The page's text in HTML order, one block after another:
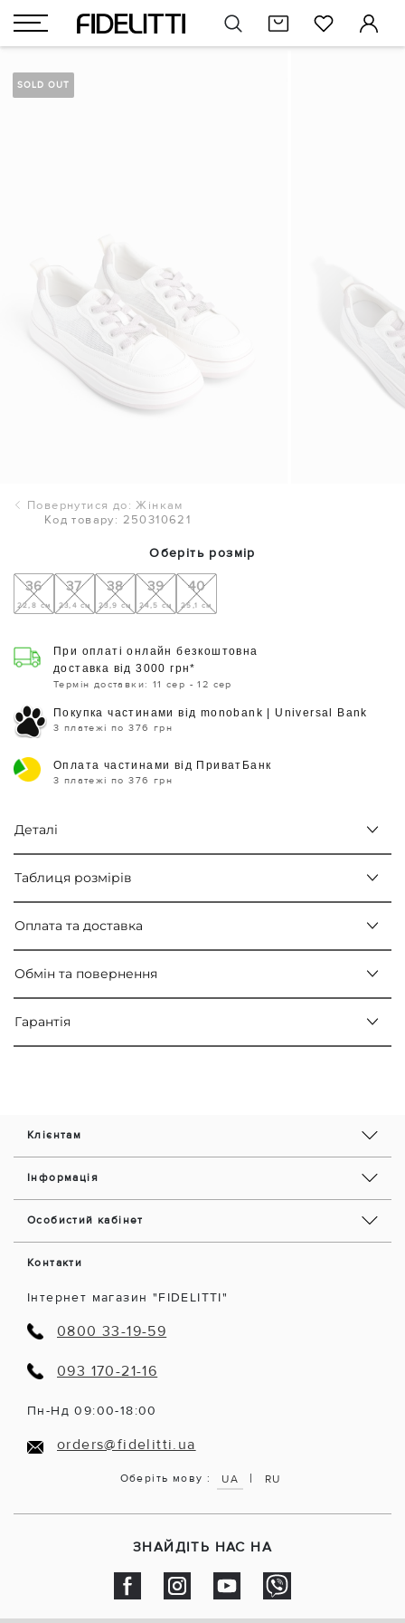
SOLD OUT
Повернутися до: Жінкам
Код товару: 250310621
Оберіть розмір
36
22,8 см
37
23,4 см
38
23,9 см
39
24,5 см
40
25,1 см
При оплаті онлайн безкоштовна
доставка від 3000 грн*
Термін доставки: 11 сер - 12 сер
Покупка частинами від monobank | Universal Bank
3 платежі по 376 грн
Оплата частинами від ПриватБанк
3 платежі по 376 грн
Деталі
Таблиця розмірів
Оплата та доставка
Обмін та повернення
Гарантія
Клієнтам
Інформація
Особистий кабінет
Контакти
Інтернет магазин "FIDELITTI"
0800 33-19-59
093 170-21-16
Пн-Нд 09:00-18:00
orders@fidelitti.ua
Оберіть мову : UA | RU
ЗНАЙДІТЬ НАС НА